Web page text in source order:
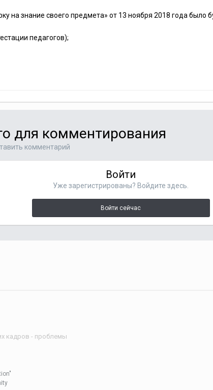
на знание своего предмета» от 13 ноября 2018 года было
педагогов);
для комментирования
комментарий
Войти
Уже зарегистрированы? Войдите здесь.
Войти сейчас
кадров - проблемы